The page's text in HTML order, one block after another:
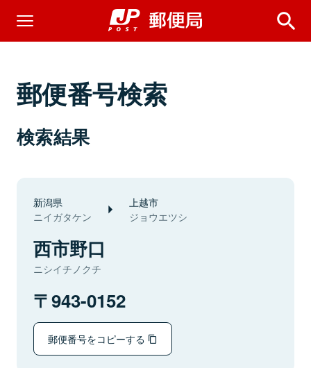
郵便番号検索
検索結果
新潟県
ニイガタケン
上越市
ジョウエツシ
西市野口
ニシイチノクチ
943-0152
郵便番号をコピーする